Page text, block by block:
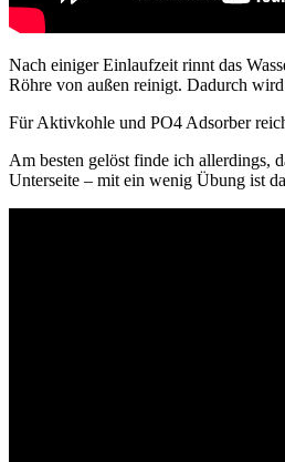
Nach einiger Einlaufzeit rinnt das
Röhre von außen reinigt. Dadurch
Für Aktivkohle und PO4 Adsorber
Am besten gelöst finde ich allerdings,
Unterseite – mit ein wenig Übung ist